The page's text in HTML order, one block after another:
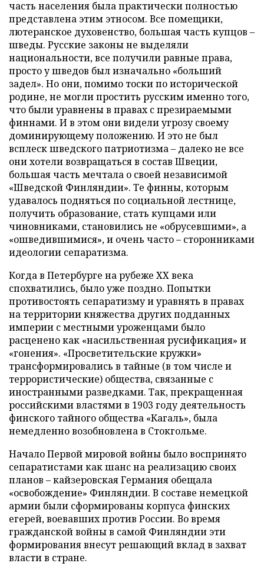
часть населения была практически полностью
представлена этим этносом. Все помещики,
лютеранское духовенство, большая часть купцов –
шведы. Русские законы не выделяли
национальности, все получили равные права,
просто у шведов был изначально «больший
задел». Но они, помимо тоски по исторической
родине, не могли простить русским именно того,
что были уравнены в правах с презираемыми
финнами. И в этом они видели угрозу своему
доминирующему положению. И это не был
всплеск шведского патриотизма – далеко не все
они хотели возвращаться в состав Швеции,
большая часть мечтала о своей независимой
«Шведской Финляндии». Те финны, которым
удавалось подняться по социальной лестнице,
получить образование, стать купцами или
чиновниками, становились не «обрусевшими», а
«ошведившимися», и очень часто – сторонниками
идеологии сепаратизма.
Когда в Петербурге на рубеже ХХ века
спохватились, было уже поздно. Попытки
противостоять сепаратизму и уравнять в правах
на территории княжества других подданных
империи с местными уроженцами было
расценено как «насильственная русификация» и
«гонения». «Просветительские кружки»
трансформировались в тайные (в том числе и
террористические) общества, связанные с
иностранными разведками. Так, прекращенная
российскими властями в 1903 году деятельность
финского тайного общества «Кагаль», была
немедленно возобновлена в Стокгольме.
Начало Первой мировой войны было воспринято
сепаратистами как шанс на реализацию своих
планов – кайзеровская Германия обещала
«освобождение» Финляндии. В составе немецкой
армии были сформированы корпуса финских
егерей, воевавших против России. Во время
гражданской войны в самой Финляндии эти
формирования внесут решающий вклад в захват
власти в стране.